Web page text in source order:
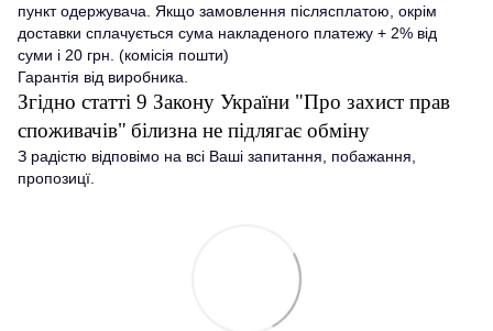
пункт одержувача. Якщо замовлення післясплатою, окрім
доставки сплачується сума накладеного платежу + 2% від
суми і 20 грн. (комісія пошти)
Гарантія від виробника.
Згідно статті 9 Закону України "Про захист прав
споживачів" білизна не підлягає обміну
З радістю відповімо на всі Ваші запитання, побажання,
пропозицї.